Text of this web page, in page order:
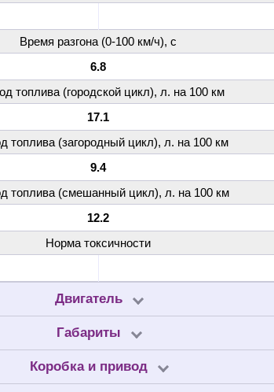
Время разгона (0-100 км/ч), с
6.8
топлива (городской цикл), л. на 100 км
17.1
топлива (загородный цикл), л. на 100 км
9.4
топлива (смешанный цикл), л. на 100 км
12.2
Норма токсичности
Двигатель
Габариты
Коробка и привод